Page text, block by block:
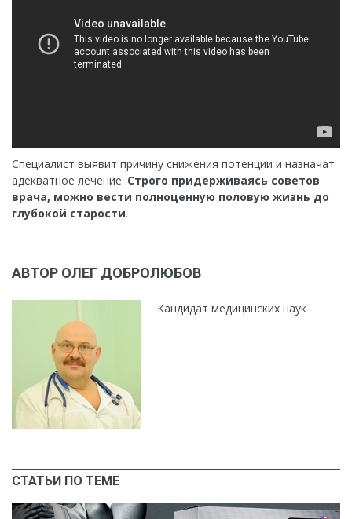
Специалист выявит причину снижения потенции и назначат
адекватное лечение. Строго придерживаясь советов
врача, можно вести полноценную половую жизнь до
глубокой старости.
АВТОР ОЛЕГ ДОБРОЛЮБОВ
Кандидат медицинских наук
СТАТЬИ ПО ТЕМЕ